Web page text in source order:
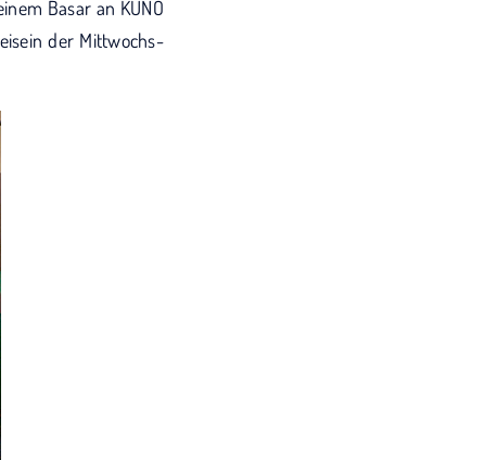
Basar an KUNO
der Mittwochs-